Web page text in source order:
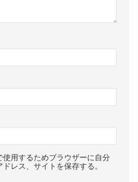
使用するためブラウザーに自分
レス、サイトを保存する。